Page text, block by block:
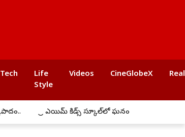
Tech
Life
Style
Videos CineGlobeX
ప్రీ ఎయిమ్ కిడ్స్ స్కూల్‌లో ఘనంగా బోనాల సంబరాలు